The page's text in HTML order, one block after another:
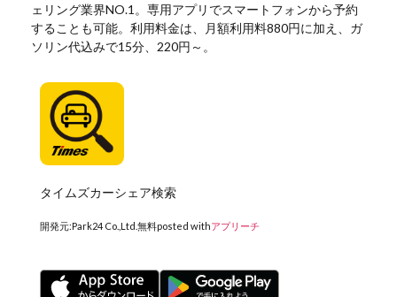
ェリング業界NO.1。専用アプリでスマートフォンから予約
することも可能。利用料金は、月額利用料880円に加え、ガ
ソリン代込みで15分、220円～。
タイムズカーシェア検索
開発元:Park24 Co.,Ltd. 無料posted withアプリーチ